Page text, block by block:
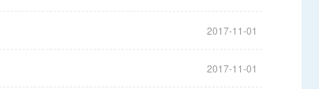
2017-11-01
2017-11-01